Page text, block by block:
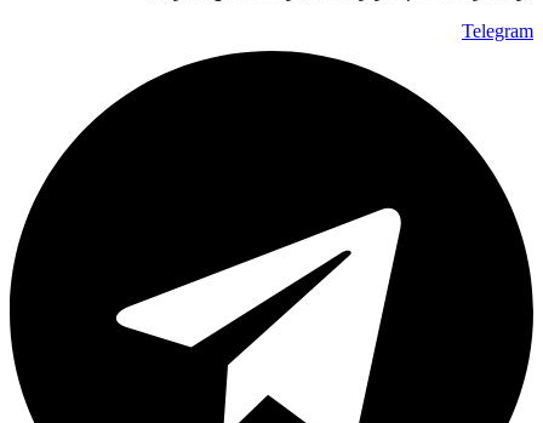
Telegram